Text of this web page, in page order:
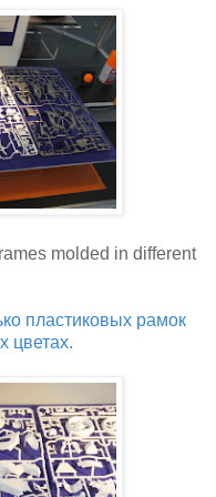
molded in different
пластиковых рамок
цветах.